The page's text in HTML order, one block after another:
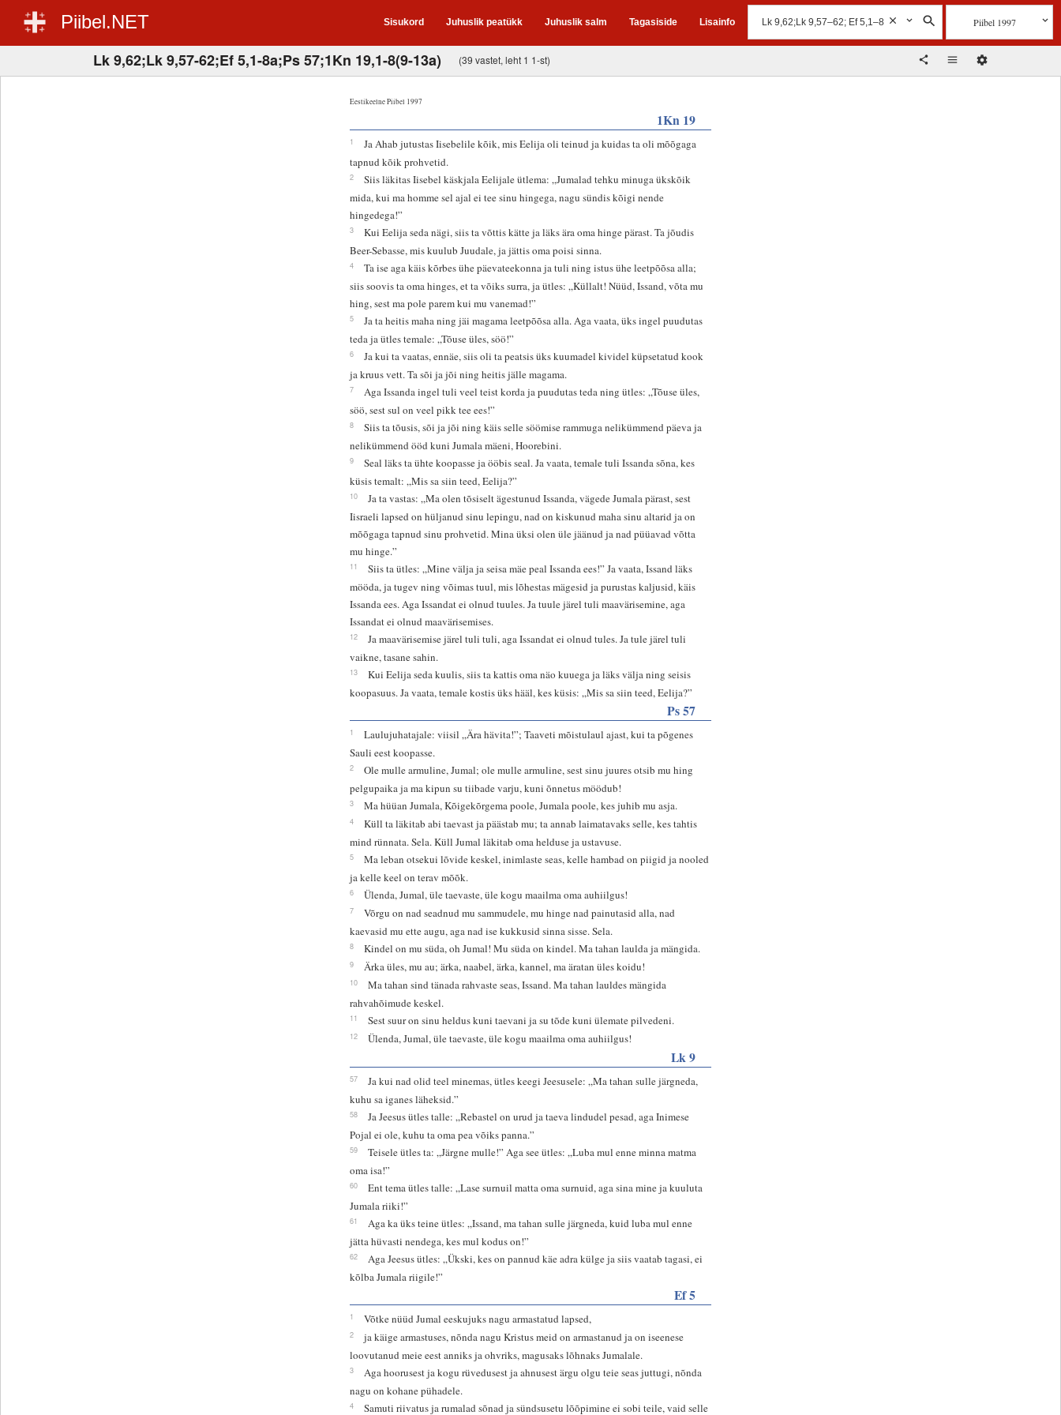
Piibel.NET Sisukord Juhuslik peatükk Juhuslik salm Tagasiside Lisainfo Piibel 1997
Lk 9,62;Lk 9,57-62;Ef 5,1-8a;Ps 57;1Kn 19,1-8(9-13a) (39 vastet, leht 1 1-st)
Eestikeelne Piibel 1997
1Kn 19
1
Ja Ahab jutustas Iisebelile kõik, mis Eelija oli teinud ja kuidas ta oli mõõgaga
tapnud kõik prohvetid.
2
Siis läkitas Iisebel käskjala Eelijale ütlema: „Jumalad tehku minuga ükskõik
mida, kui ma homme sel ajal ei tee sinu hingega, nagu sündis kõigi nende
hingedega!”
3
Kui Eelija seda nägi, siis ta võttis kätte ja läks ära oma hinge pärast. Ta jõudis
Beer-Sebasse, mis kuulub Juudale, ja jättis oma poisi sinna.
4
Ta ise aga käis kõrbes ühe päevateekonna ja tuli ning istus ühe leetpõõsa alla;
siis soovis ta oma hinges, et ta võiks surra, ja ütles: „Küllalt! Nüüd, Issand, võta mu
hing, sest ma pole parem kui mu vanemad!”
5
Ja ta heitis maha ning jäi magama leetpõõsa alla. Aga vaata, üks ingel puudutas
teda ja ütles temale: „Tõuse üles, söö!”
6
Ja kui ta vaatas, ennäe, siis oli ta peatsis üks kuumadel kividel küpsetatud kook
ja kruus vett. Ta sõi ja jõi ning heitis jälle magama.
7
Aga Issanda ingel tuli veel teist korda ja puudutas teda ning ütles: „Tõuse üles,
söö, sest sul on veel pikk tee ees!”
8
Siis ta tõusis, sõi ja jõi ning käis selle söömise rammuga nelikümmend päeva ja
nelikümmend ööd kuni Jumala mäeni, Hoorebini.
9
Seal läks ta ühte koopasse ja ööbis seal. Ja vaata, temale tuli Issanda sõna, kes
küsis temalt: „Mis sa siin teed, Eelija?”
10
Ja ta vastas: „Ma olen tõsiselt ägestunud Issanda, vägede Jumala pärast, sest
Iisraeli lapsed on hüljanud sinu lepingu, nad on kiskunud maha sinu altarid ja on
mõõgaga tapnud sinu prohvetid. Mina üksi olen üle jäänud ja nad püüavad võtta
mu hinge.”
11
Siis ta ütles: „Mine välja ja seisa mäe peal Issanda ees!” Ja vaata, Issand läks
mööda, ja tugev ning võimas tuul, mis lõhestas mägesid ja purustas kaljusid, käis
Issanda ees. Aga Issandat ei olnud tuules. Ja tuule järel tuli maavärisemine, aga
Issandat ei olnud maavärisemises.
12
Ja maavärisemise järel tuli tuli, aga Issandat ei olnud tules. Ja tule järel tuli
vaikne, tasane sahin.
13
Kui Eelija seda kuulis, siis ta kattis oma näo kuuega ja läks välja ning seisis
koopasuus. Ja vaata, temale kostis üks hääl, kes küsis: „Mis sa siin teed, Eelija?”
Ps 57
1
Laulujuhatajale: viisil „Ära hävita!”; Taaveti mõistulaul ajast, kui ta põgenes
Sauli eest koopasse.
2
Ole mulle armuline, Jumal; ole mulle armuline, sest sinu juures otsib mu hing
pelgupaika ja ma kipun su tiibade varju, kuni õnnetus möödub!
3 Ma hüüan Jumala, Kõigekõrgema poole, Jumala poole, kes juhib mu asja.
4
Küll ta läkitab abi taevast ja päästab mu; ta annab laimatavaks selle, kes tahtis
mind rünnata. Sela. Küll Jumal läkitab oma helduse ja ustavuse.
5
Ma leban otsekui lõvide keskel, inimlaste seas, kelle hambad on piigid ja nooled
ja kelle keel on terav mõõk.
6 Ülenda, Jumal, üle taevaste, üle kogu maailma oma auhiilgus!
7
Võrgu on nad seadnud mu sammudele, mu hinge nad painutasid alla, nad
kaevasid mu ette augu, aga nad ise kukkusid sinna sisse. Sela.
8 Kindel on mu süda, oh Jumal! Mu süda on kindel. Ma tahan laulda ja mängida.
9 Ärka üles, mu au; ärka, naabel, ärka, kannel, ma äratan üles koidu!
10
Ma tahan sind tänada rahvaste seas, Issand. Ma tahan lauldes mängida
rahvahõimude keskel.
11 Sest suur on sinu heldus kuni taevani ja su tõde kuni ülemate pilvedeni.
12 Ülenda, Jumal, üle taevaste, üle kogu maailma oma auhiilgus!
Lk 9
57
Ja kui nad olid teel minemas, ütles keegi Jeesusele: „Ma tahan sulle järgneda,
kuhu sa iganes läheksid.”
58
Ja Jeesus ütles talle: „Rebastel on urud ja taeva lindudel pesad, aga Inimese
Pojal ei ole, kuhu ta oma pea võiks panna.”
59
Teisele ütles ta: „Järgne mulle!” Aga see ütles: „Luba mul enne minna matma
oma isa!”
60
Ent tema ütles talle: „Lase surnuil matta oma surnuid, aga sina mine ja kuuluta
Jumala riiki!”
61
Aga ka üks teine ütles: „Issand, ma tahan sulle järgneda, kuid luba mul enne
jätta hüvasti nendega, kes mul kodus on!”
62
Aga Jeesus ütles: „Ükski, kes on pannud käe adra külge ja siis vaatab tagasi, ei
kõlba Jumala riigile!”
Ef 5
1 Võtke nüüd Jumal eeskujuks nagu armastatud lapsed,
2
ja käige armastuses, nõnda nagu Kristus meid on armastanud ja on iseenese
loovutanud meie eest anniks ja ohvriks, magusaks lõhnaks Jumalale.
3
Aga hoorusest ja kogu rüvedusest ja ahnusest ärgu olgu teie seas juttugi, nõnda
nagu on kohane pühadele.
4 Samuti riivatus ja rumalad sõnad ja sündsusetu lõõpimine ei sobi teile, vaid selle